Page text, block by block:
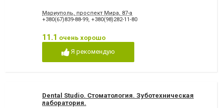
Мариуполь, проспект Мира, 87-а
+380(67)839-88-99, +380(98)282-11-80
11.1 очень хорошо
Я рекомендую
Dental Studio. Cтоматология. Зуботехническая
лаборатория.